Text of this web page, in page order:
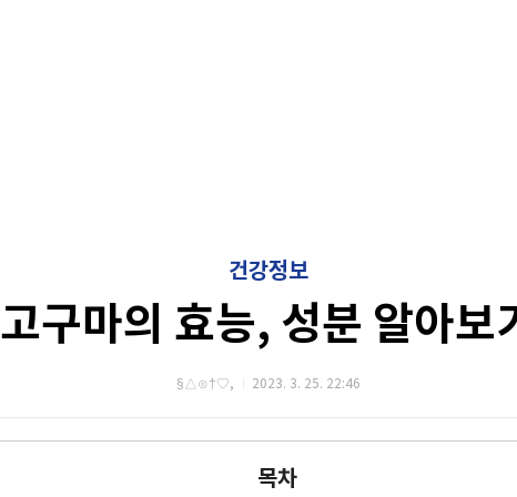
건강정보
고구마의 효능, 성분 알아보
§△⊙†♡, 2023. 3. 25. 22:46
목차